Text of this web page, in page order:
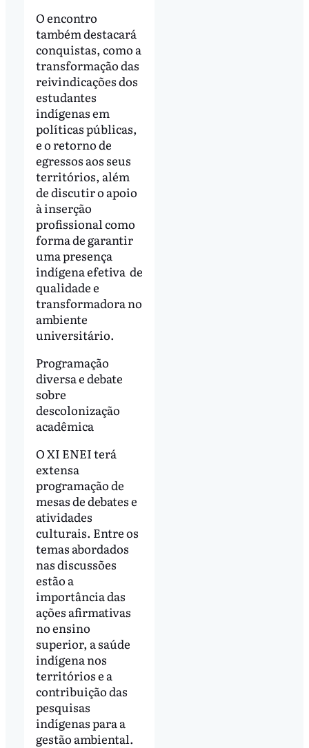
O encontro
também destacará
conquistas, como a
transformação das
reivindicações dos
estudantes
indígenas em
políticas públicas,
e o retorno de
egressos aos seus
territórios, além
de discutir o apoio
à inserção
profissional como
forma de garantir
uma presença
indígena efetiva de
qualidade e
transformadora no
ambiente
universitário.
Programação
diversa e debate
sobre
descolonização
acadêmica
O XI ENEI terá
extensa
programação de
mesas de debates e
atividades
culturais. Entre os
temas abordados
nas discussões
estão a
importância das
ações afirmativas
no ensino
superior, a saúde
indígena nos
territórios e a
contribuição das
pesquisas
indígenas para a
gestão ambiental.